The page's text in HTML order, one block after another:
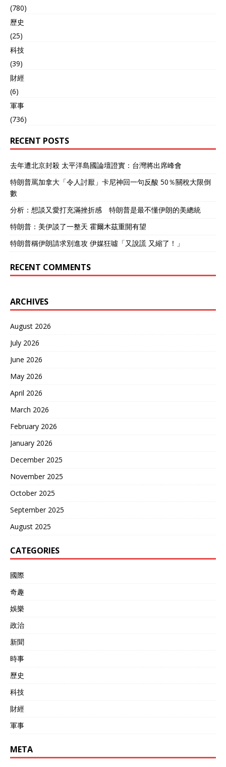
(780)
歷史
(25)
科技
(39)
財經
(6)
軍事
(736)
RECENT POSTS
去年遭北京封殺 太平洋島國論壇證實：台灣將出席峰會
特朗普罵加拿大「令人討厭」卡尼神回一句反酸 50％關稅大限倒
數
分析：想談又愛打充滿挫折感 特朗普是最不懂伊朗的美總統
特朗普：美伊談了一整天 霍爾木茲重開有望
特朗普稱伊朗請求別進攻 伊媒狂噓「又說謊 又縮了！」
RECENT COMMENTS
ARCHIVES
August 2026
July 2026
June 2026
May 2026
April 2026
March 2026
February 2026
January 2026
December 2025
November 2025
October 2025
September 2025
August 2025
CATEGORIES
國際
奇趣
娛樂
政治
新聞
時事
歷史
科技
財經
軍事
META